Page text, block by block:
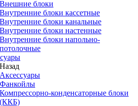
Внешние блоки
Внутренние блоки кассетные
Внутренние блоки канальные
Внутренние блоки настенные
Внутренние блоки напольно-
потолочные
Назад
Аксессуары
Фанкойлы
Компрессорно-конденсаторные блоки
(ККБ)